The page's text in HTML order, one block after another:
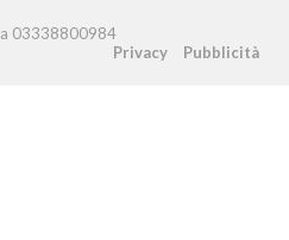
03338800984
Privacy
Pubblicità